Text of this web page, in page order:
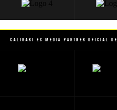
Caligari es Media Partner Oficial de